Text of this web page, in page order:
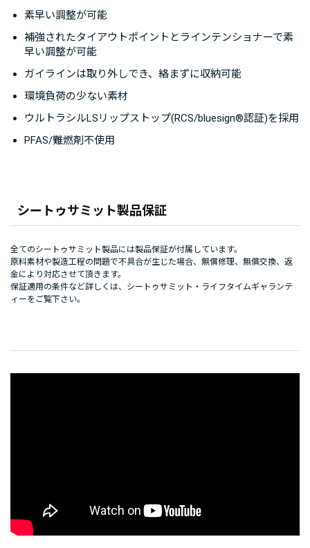
シートゥサミット製品保証
全てのシートゥサミット製品には製品保証が付属しています。
原料素材や製造工程の問題で不具合が生じた場合、無償修理、無償交換、返
金により対応させて頂きます。
保証適用の条件など詳しくは、 シートゥサミット・ライフタイムギャランテ
ィーをご覧下さい。
素早い調整が可能
補強されたタイアウトポイントとラインテンショナーで素
早い調整が可能
ガイラインは取り外しでき、絡まずに収納可能
環境負荷の少ない素材
ウルトラシルLSリップストップ(RCS/bluesign®認証)を採用
PFAS/難燃剤不使用